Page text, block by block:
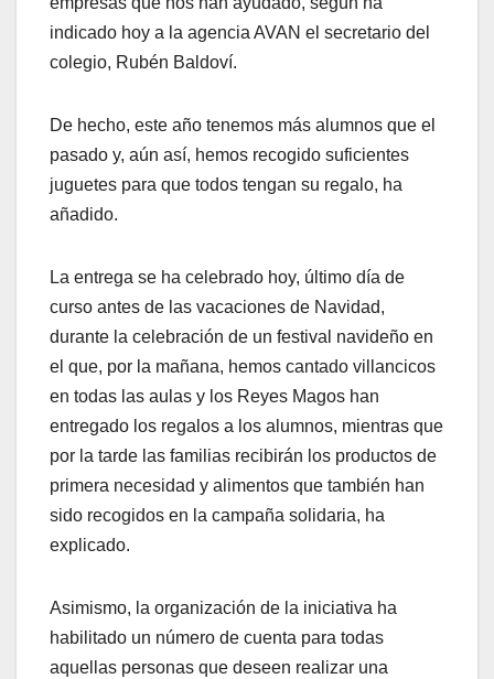
indicado hoy a la agencia AVAN el secretario del
colegio, Rubén Baldoví.
De hecho, este año tenemos más alumnos que el
pasado y, aún así, hemos recogido suficientes
juguetes para que todos tengan su regalo, ha
añadido.
La entrega se ha celebrado hoy, último día de
curso antes de las vacaciones de Navidad,
durante la celebración de un festival navideño en
el que, por la mañana, hemos cantado villancicos
en todas las aulas y los Reyes Magos han
entregado los regalos a los alumnos, mientras que
por la tarde las familias recibirán los productos de
primera necesidad y alimentos que también han
sido recogidos en la campaña solidaria, ha
explicado.
Asimismo, la organización de la iniciativa ha
habilitado un número de cuenta para todas
aquellas personas que deseen realizar una